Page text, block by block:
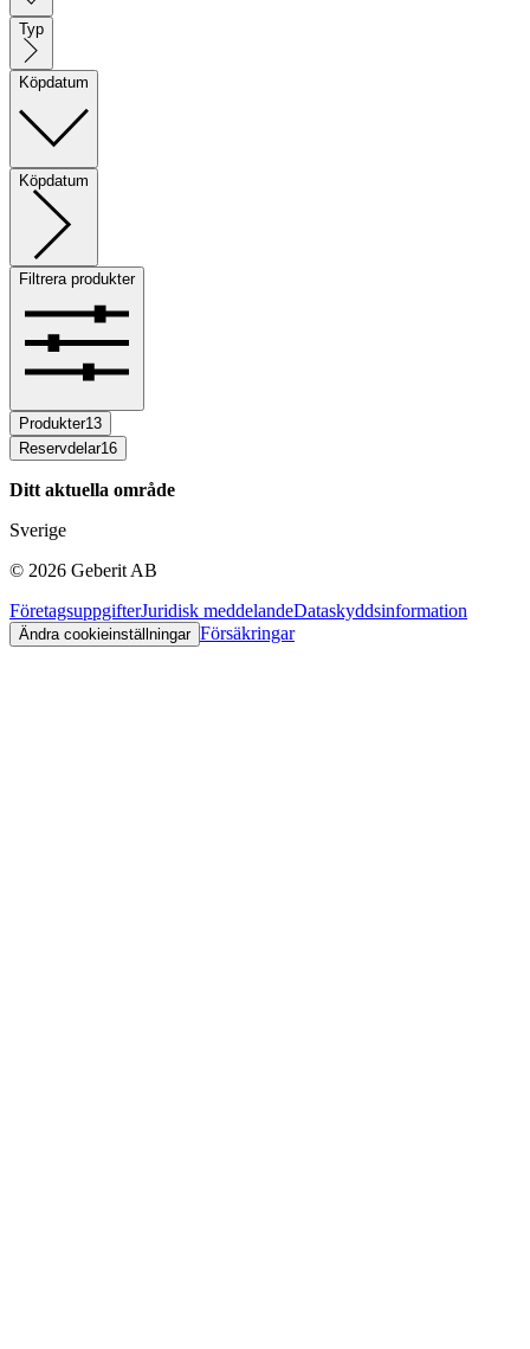
Typ
Köpdatum
Köpdatum
Filtrera produkter
Produkter13
Reservdelar16
Ditt aktuella område
Sverige
© 2026 Geberit AB
FöretagsuppgifterJuridisk meddelandeDataskyddsinformation
Ändra cookieinställningar Försäkringar